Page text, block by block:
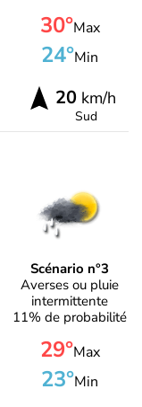
30°Max
24°Min
20 km/h
Sud
Scénario n°3
Averses ou pluie
intermittente
11% de probabilité
29°Max
23°Min